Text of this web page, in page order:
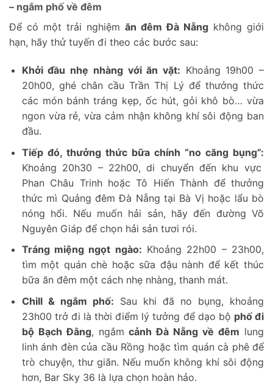
– ngắm phố về đêm
Để có một trải nghiệm ăn đêm Đà Nẵng không giới
hạn, hãy thử tuyến đi theo các bước sau:
Khởi đầu nhẹ nhàng với ăn vặt: Khoảng 19h00 –
20h00, ghé chân cầu Trần Thị Lý để thưởng thức
các món bánh tráng kẹp, ốc hút, gỏi khô bò… vừa
ngon vừa rẻ, vừa cảm nhận không khí sôi động ban
đầu.
Tiếp đó, thưởng thức bữa chính “no căng bụng”:
Khoảng 20h30 – 22h00, di chuyển đến khu vực
Phan Châu Trinh hoặc Tô Hiến Thành để thưởng
thức mì Quảng đêm Đà Nẵng tại Bà Vị hoặc lẩu bò
nóng hổi. Nếu muốn hải sản, hãy đến đường Võ
Nguyên Giáp để chọn hải sản tươi rói.
Tráng miệng ngọt ngào: Khoảng 22h00 – 23h00,
tìm một quán chè hoặc sữa đậu nành để kết thúc
bữa ăn đêm một cách nhẹ nhàng, thanh mát.
Chill & ngắm phố: Sau khi đã no bụng, khoảng
23h00 trở đi là thời điểm lý tưởng để dạo bộ phố đi
bộ Bạch Đằng, ngắmcảnh Đà Nẵng về đêm lung
linh ánh đèn của cầu Rồng hoặc tìm quán cà phê để
trò chuyện, thư giãn. Nếu muốn không khí sôi động
hơn, Bar Sky 36 là lựa chọn hoàn hảo.